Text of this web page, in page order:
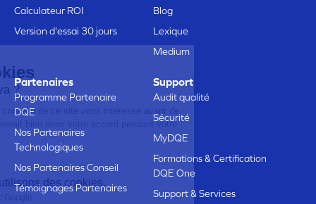
Voici nos cookies
Est ce que ça vous va ?
On voulait être sûrs que le contenu de ce
site vous intéresse avant de vous déranger,
mais on aimerait bien avoir votre accord pendant votre visite...
C'est OK pour vous ?
Voici pourquoi nous utilisons des cookies.
Partage de données avec Google
Calculateur ROI
Version d'essai 30 jours
Blog
Lexique
Medium
Partenaires
Programme Partenaire
DQE
Nos Partenaires
Technologiques
Nos Partenaires Conseil
Témoignages Partenaires
Support
Audit qualité
Sécurité
MyDQE
Formations & Certification
DQE One
Support & Services